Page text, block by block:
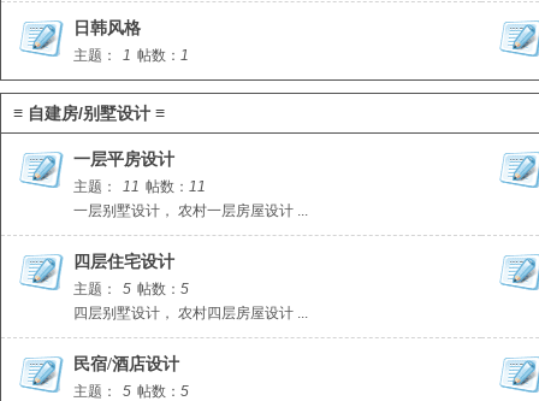
日韩风格
主题： 1 帖数： 1
≡ 自建房/别墅设计 ≡
一层平房设计
主题： 11 帖数： 11
一层别墅设计， 农村一层房屋设计 ...
四层住宅设计
主题： 5 帖数： 5
四层别墅设计， 农村四层房屋设计 ...
民宿/酒店设计
主题： 5 帖数： 5